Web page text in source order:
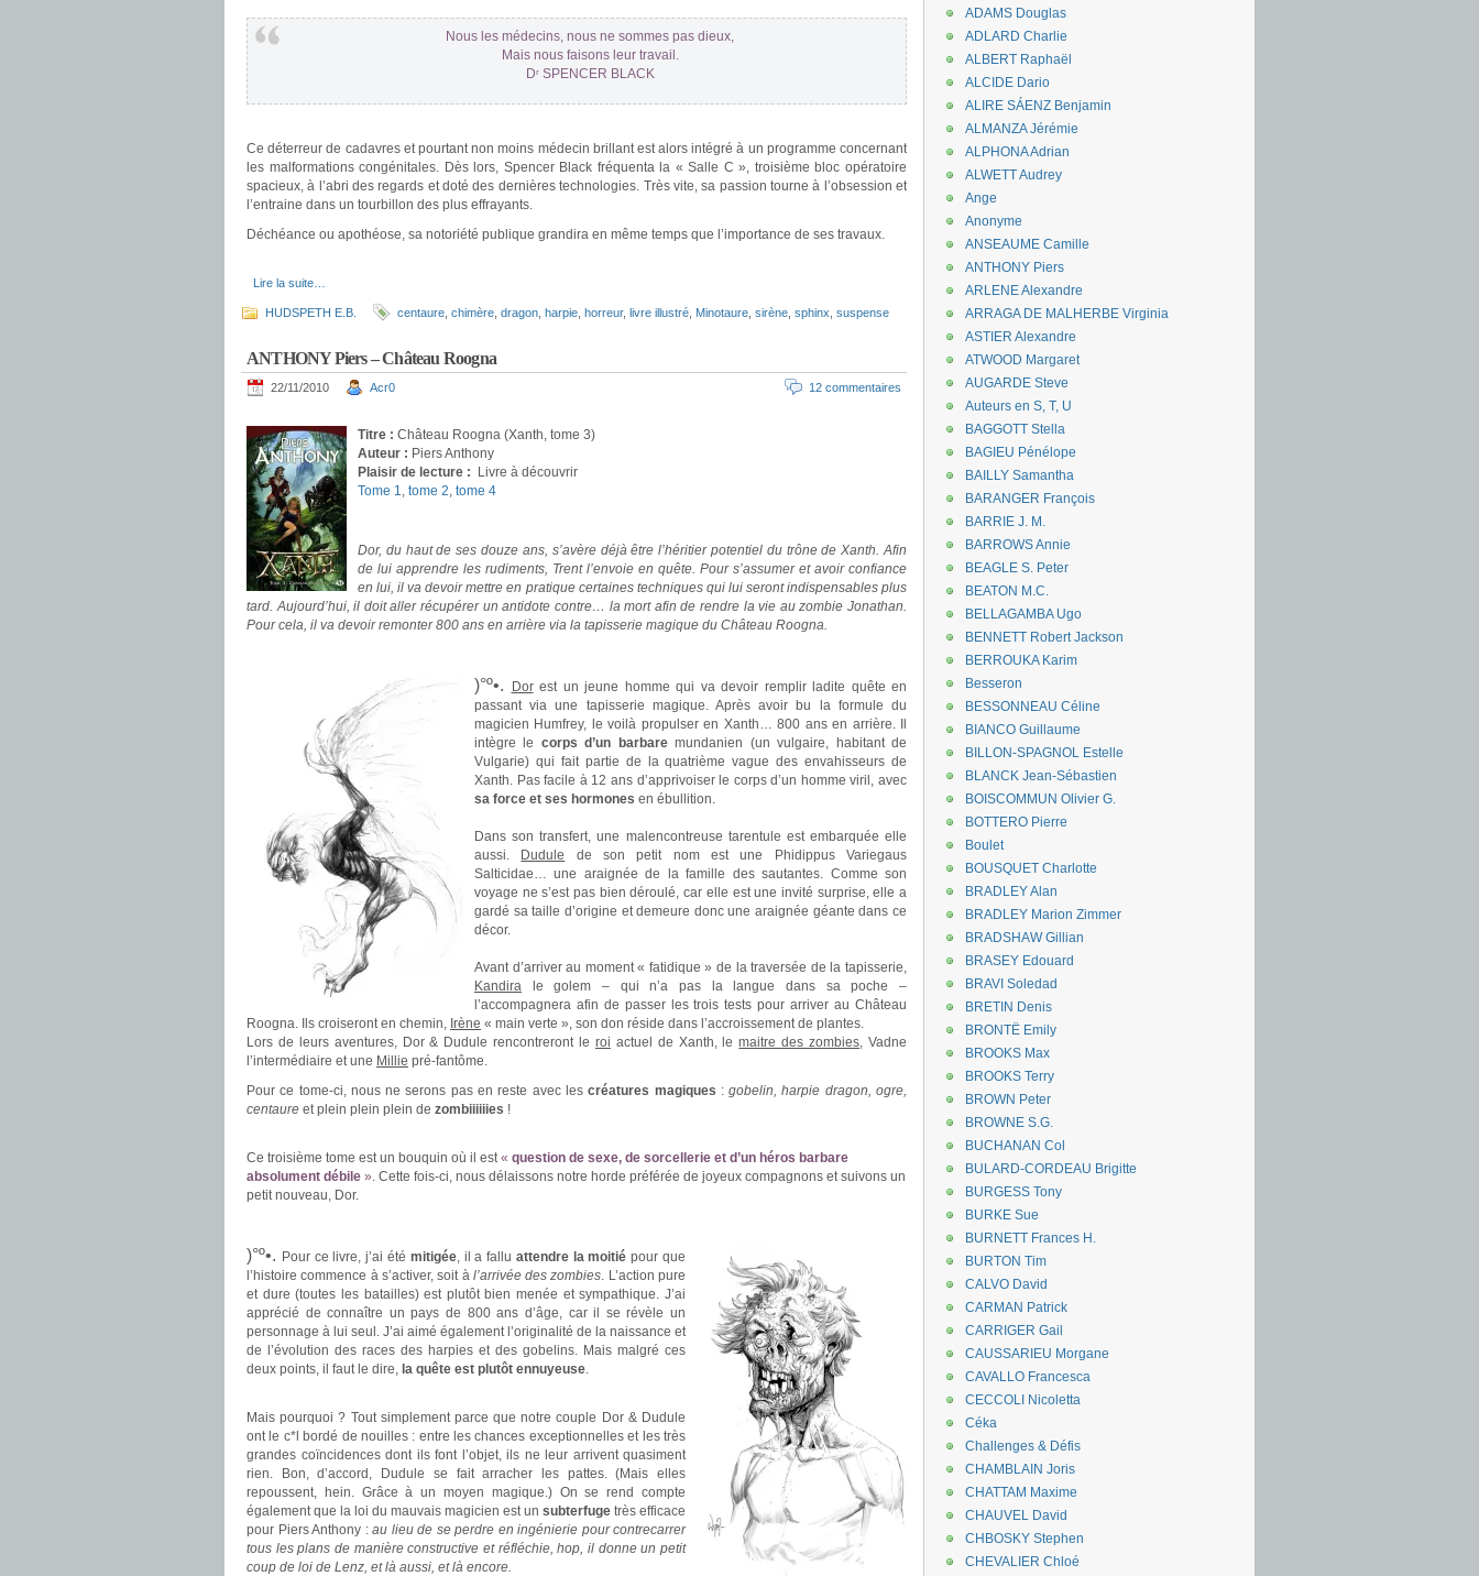
Nous les médecins, nous ne sommes pas dieux,
Mais nous faisons leur travail.
DʳSPENCER BLACK
Ce déterreur de cadavres et pourtant non moins médecin brillant est alors intégré à un programme concernant
les malformations congénitales. Dès lors, Spencer Black fréquenta la « Salle C », troisième bloc opératoire
spacieux, à l’abri des regards et doté des dernières technologies. Très vite, sa passion tourne à l’obsession et
l’entraine dans un tourbillon des plus effrayants.
Déchéance ou apothéose, sa notoriété publique grandira en même temps que l’importance de ses travaux.
Lire la suite…
HUDSPETH E.B. centaure chimère dragon harpie horreur, livre illustré Minotaure sirène sphinx suspense
ANTHONY Piers – Château Roogna
22/11/2010 Acr0 12 commentaires
Titre : Château Roogna (Xanth, tome 3)
Auteur : Piers Anthony
Plaisir de lecture :
Livre à découvrir
Tome 1, tome 2, tome 4
Dor, du haut de ses douze ans, s’avère déjà être l’héritier potentiel du trône de Xanth. Afin
de lui apprendre les rudiments, Trent l’envoie en quête. Pour s’assumer et avoir confiance
en lui, il va devoir mettre en pratique certaines techniques qui lui seront indispensables plus
tard. Aujourd’hui, il doit aller récupérer un antidote contre… la mort afin de rendre la vie au zombie Jonathan.
Pour cela, il va devoir remonter 800 ans en arrière via la tapisserie magique du Château Roogna.
)°º•. Dorest un jeune homme qui va devoir remplir ladite quête en
passant via une tapisserie magique. Après avoir bu la formule du
magicien Humfrey, le voilà propulser en Xanth… 800 ans en arrière. Il
intègre le corps d’un barbaremundanien (un vulgaire, habitant de
Vulgarie) qui fait partie de la quatrième vague des envahisseurs de
Xanth. Pas facile à 12 ans d’apprivoiser le corps d’un homme viril, avec
sa force et ses hormones en ébullition.
Dans son transfert, une malencontreuse tarentule est embarquée elle
aussi.
Dudule de son petit nom est une Phidippus Variegaus
Salticidae… une araignée de la famille des sautantes. Comme son
voyage ne s’est pas bien déroulé, car elle est une invité surprise, elle a
gardé sa taille d’origine et demeure donc une araignée géante dans ce
décor.
Avant d’arriver au moment « fatidique » de la traversée de la tapisserie,
Kandira le golem – qui n’a pas la langue dans sa poche –
l’accompagnera afin de passer les trois tests pour arriver au Château
Roogna. Ils croiseront en chemin, Irène « main verte », son don réside dans l’accroissement de plantes.
Lors de leurs aventures, Dor & Dudule rencontreront le roi actuel de Xanth, lemaitre des zombies, Vadne
l’intermédiaire et une Millie pré-fantôme.
Pour ce tome-ci, nous ne serons pas en reste avec lescréatures magiques :gobelin, harpie dragon, ogre,
centaure et plein plein plein de zombiiiiiies !
Ce troisième tome est un bouquin où il est« question de sexe, de sorcellerie et d’un héros barbare
absolument débile ». Cette fois-ci, nous délaissons notre horde préférée de joyeux compagnons et suivons un
petit nouveau, Dor.
)°º•. Pour ce livre, j’ai été mitigée, il a fallu attendre la moitié pour que
l’histoire commence à s’activer, soit à l’arrivée des zombies. L’action pure
et dure (toutes les batailles) est plutôt bien menée et sympathique. J’ai
apprécié de connaître un pays de 800 ans d’âge, car il se révèle un
personnage à lui seul. J’ai aimé également l’originalité de la naissance et
de l’évolution des races des harpies et des gobelins. Mais malgré ces
deux points, il faut le dire, la quête est plutôt ennuyeuse.
Mais pourquoi ? Tout simplement parce que notre couple Dor & Dudule
ont le c*l bordé de nouilles : entre les chances exceptionnelles et les très
grandes coïncidences dont ils font l’objet, ils ne leur arrivent quasiment
rien. Bon, d’accord, Dudule se fait arracher les pattes. (Mais elles
repoussent, hein. Grâce à un moyen magique.) On se rend compte
également que la loi du mauvais magicien est un subterfuge très efficace
pour Piers Anthony : au lieu de se perdre en ingénierie pour contrecarrer
tous les plans de manière constructive et réfléchie, hop, il donne un petit
coup de loi de Lenz, et là aussi, et là encore.
ADAMS Douglas
ADLARD Charlie
ALBERT Raphaël
ALCIDE Dario
ALIRE SÁENZ Benjamin
ALMANZA Jérémie
ALPHONA Adrian
ALWETT Audrey
Ange
Anonyme
ANSEAUME Camille
ANTHONY Piers
ARLENE Alexandre
ARRAGA DE MALHERBE Virginia
ASTIER Alexandre
ATWOOD Margaret
AUGARDE Steve
Auteurs en S, T, U
BAGGOTT Stella
BAGIEU Pénélope
BAILLY Samantha
BARANGER François
BARRIE J. M.
BARROWS Annie
BEAGLE S. Peter
BEATON M.C.
BELLAGAMBA Ugo
BENNETT Robert Jackson
BERROUKA Karim
Besseron
BESSONNEAU Céline
BIANCO Guillaume
BILLON-SPAGNOL Estelle
BLANCK Jean-Sébastien
BOISCOMMUN Olivier G.
BOTTERO Pierre
Boulet
BOUSQUET Charlotte
BRADLEY Alan
BRADLEY Marion Zimmer
BRADSHAW Gillian
BRASEY Edouard
BRAVI Soledad
BRETIN Denis
BRONTË Emily
BROOKS Max
BROOKS Terry
BROWN Peter
BROWNE S.G.
BUCHANAN Col
BULARD-CORDEAU Brigitte
BURGESS Tony
BURKE Sue
BURNETT Frances H.
BURTON Tim
CALVO David
CARMAN Patrick
CARRIGER Gail
CAUSSARIEU Morgane
CAVALLO Francesca
CECCOLI Nicoletta
Céka
Challenges & Défis
CHAMBLAIN Joris
CHATTAM Maxime
CHAUVEL David
CHBOSKY Stephen
CHEVALIER Chloé